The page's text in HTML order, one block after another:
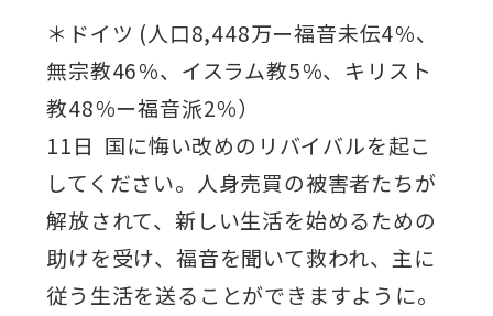
＊ドイツ (人口8,448万ー福音未伝4％、
無宗教46％、イスラム教5％、キリスト
教48％ー福音派2％）
11日 国に悔い改めのリバイバルを起こ
してください。人身売買の被害者たちが
解放されて、新しい生活を始めるための
助けを受け、福音を聞いて救われ、主に
従う生活を送ることができますように。